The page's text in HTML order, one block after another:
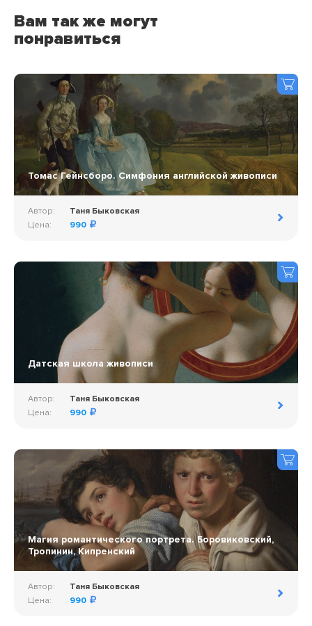
Вам так же могут
понравиться
Томас Гейнсборо. Симфония английской живописи
Автор:
Таня Быковская
Цена:
990
Датская школа живописи
Автор:
Таня Быковская
Цена:
990
Магия романтического портрета. Боровиковский,
Тропинин, Кипренский
Автор:
Таня Быковская
Цена:
990